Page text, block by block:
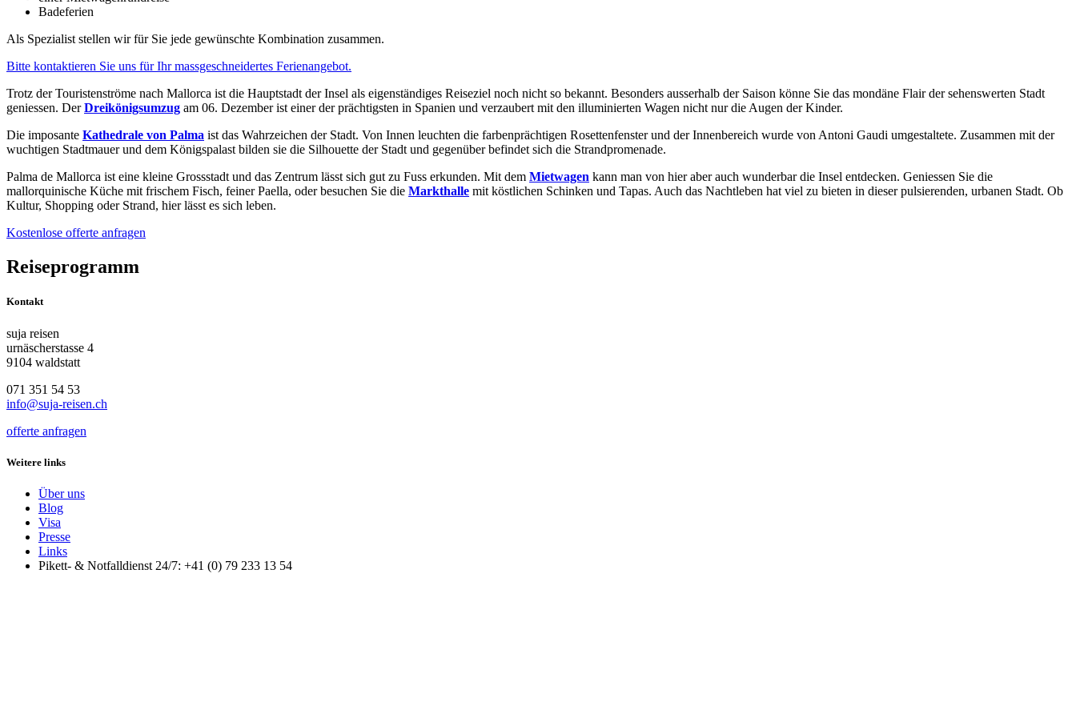
Badeferien
Als Spezialist stellen wir für Sie jede gewünschte Kombination zusammen.
Bitte kontaktieren Sie uns für Ihr massgeschneidertes Ferienangebot.
Trotz der Touristenströme nach Mallorca ist die Hauptstadt der Insel als eigenständiges Reiseziel noch nicht so bekannt. Besonders ausserhalb der Saison könne Sie das mondäne Flair der sehenswerten Stadt
geniessen. DerDreikönigsumzug am 06. Dezember ist einer der prächtigsten in Spanien und verzaubert mit den illuminierten Wagen nicht nur die Augen der Kinder.
Die imposante Kathedrale von Palma ist das Wahrzeichen der Stadt. Von Innen leuchten die farbenprächtigen Rosettenfenster und der Innenbereich wurde von Antoni Gaudi umgestaltete. Zusammen mit der
wuchtigen Stadtmauer und dem Königspalast bilden sie die Silhouette der Stadt und gegenüber befindet sich die Strandpromenade.
Palma de Mallorca ist eine kleine Grossstadt und das Zentrum lässt sich gut zu Fuss erkunden. Mit dem Mietwagen kann man von hier aber auch wunderbar die Insel entdecken. Geniessen Sie die
mallorquinische Küche mit frischem Fisch, feiner Paella, oder besuchen Sie die Markthalle mit köstlichen Schinken und Tapas. Auch das Nachtleben hat viel zu bieten in dieser pulsierenden, urbanen Stadt. Ob
Kultur, Shopping oder Strand, hier lässt es sich leben.
Kostenlose offerte anfragen
Reiseprogramm
Kontakt
suja reisen
urnäscherstasse 4
9104 waldstatt
071 351 54 53
info@suja-reisen.ch
offerte anfragen
Weitere links
Über uns
Blog
Visa
Presse
Links
Pikett- & Notfalldienst 24/7: +41 (0) 79 233 13 54